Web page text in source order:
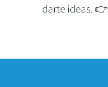
darte ideas. 👉